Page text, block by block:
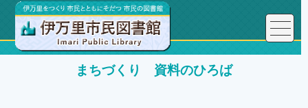
まちづくり 資料のひろば